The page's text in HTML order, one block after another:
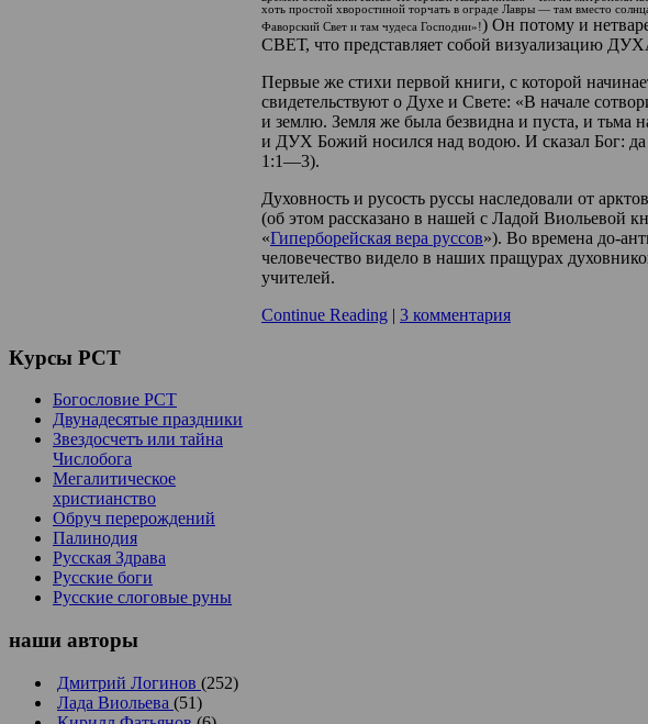
хоть простой хворостиной торчать в ограде Лавры — там вместо
Фаворский Свет и там чудеса Господни»!) Он потому и
СВЕТ, что представляет собой визуализацию
Первые же стихи первой книги, с которой
свидетельствуют о Духе и Свете: «В начале
и землю. Земля же была безвидна и пуста, и тьма
и ДУХ Божий носился над водою. И сказал Бог:
1:1—3).
Духовность и русость руссы наследовали от
(об этом рассказано в нашей с Ладой Виольевой
«Гиперборейская вера руссов»). Во времена до-
человечество видело в наших пращурах
учителей.
Continue Reading | 3 комментария
Курсы РСТ
Богословие РСТ
Двунадесятые праздники
Звездосчетъ или тайна
Числобога
Мегалитическое
христианство
Обруч перерождений
Палинодия
Русская Здрава
Русские боги
Русские слоговые руны
наши авторы
Дмитрий Логинов (252)
Лада Виольева (51)